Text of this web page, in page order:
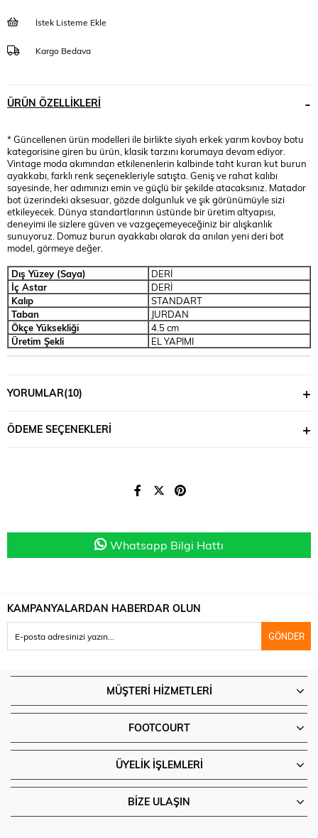
İstek Listeme Ekle
Kargo Bedava
ÜRÜN ÖZELLIKLERI
* Güncellenen ürün modelleri ile birlikte siyah erkek yarım kovboy botu
kategorisine giren bu ürün, klasik tarzını korumaya devam ediyor.
Vintage moda akımından etkilenenlerin kalbinde taht kuran kut burun
ayakkabı, farklı renk seçenekleriyle satışta. Geniş ve rahat kalıbı
sayesinde, her adımınızı emin ve güçlü bir şekilde atacaksınız. Matador
bot üzerindeki aksesuar, gözde dolgunluk ve şık görünümüyle sizi
etkileyecek. Dünya standartlarının üstünde bir üretim altyapısı,
deneyimi ile sizlere güven ve vazgeçemeyeceğiniz bir alışkanlık
sunuyoruz. Domuz burun ayakkabı olarak da anılan yeni deri bot
model, görmeye değer.
Dış Yüzey (Saya)
DERİ
İç Astar
DERİ
Kalıp
STANDART
Taban
JURDAN
Ökçe Yüksekliği
4.5 cm
Üretim Şekli
EL YAPIMI
YORUMLAR(10)
ÖDEME SEÇENEKLERI
Whatsapp Bilgi Hattı
KAMPANYALARDAN HABERDAR OLUN
GÖNDER
MÜŞTERI HIZMETLERI
FOOTCOURT
ÜYELIK İŞLEMLERI
BIZE ULAŞIN